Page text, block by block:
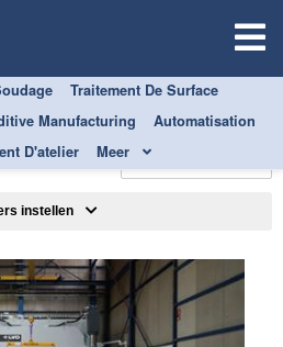
Traitement De Surface
Manufacturing
Automatisation
D'atelier
Meer
Trier par
instellen